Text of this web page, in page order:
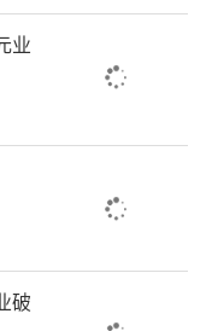
业
破